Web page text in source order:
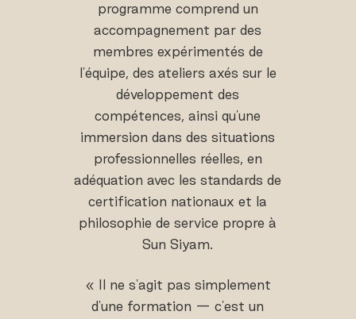
programme comprend un
accompagnement par des
membres expérimentés de
l'équipe, des ateliers axés sur le
développement des
compétences, ainsi qu'une
immersion dans des situations
professionnelles réelles, en
adéquation avec les standards de
certification nationaux et la
philosophie de service propre à
Sun Siyam.
« Il ne s'agit pas simplement
d'une formation — c'est un